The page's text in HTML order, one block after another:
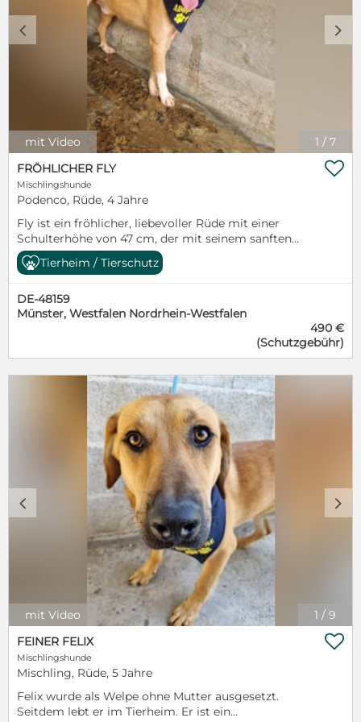
Schutzgebühr von 490€ sowie eine VK sind
notwendig.
1 / 7
c d
mit Video
FRÖHLICHER FLY
Mischlingshunde
Podenco, Rüde, 4 Jahre
Fly ist ein fröhlicher, liebevoller Rüde mit einer
Schulterhöhe von 47 cm, der mit seinem sanften
Wesen und seiner Freundlichkeit begeistert. Er
genießt jede Aufmerksamkeit und jede
Streicheleinheit – diese Momente bringen ihn richtig
zum Strahlen. Mit Hündinnen versteht sich Fly sehr
gut, doch bei anderen Rüden zeigt er sich weniger
andere Rüden. Fly hat bisher noch nicht viel
kennengelernt und muss das Hunde-Einmaleins
noch lernen. Ein geduldiges und verständnisvolles
Zuhause, das ihm zeigt, wie schön das Leben als
Familienhund sein kann, wäre für ihn ideal. Fly wird
mit Sicherheit ein treuer und anhänglicher Begleiter,
der seinen Menschen seine ganze Zuneigung
schenkt. Möchtest du Fly ein Zuhause geben und
ihm die Welt zeigen? Er freut sich schon darauf, dich
kennenzulernen und mit dir gemeinsam fröhliche
Momente zu erleben! Bitte nur ernst gemeinte
Anfragen ❤️ Fly reist gechipt, geimpft, je nach Alter
kastriert, auf Leishmaniose und MMK getestet sowie
mit einem gültigen EU Pass. Bei Interesse PN an uns
hier, auf der Seite oder per Email: info@tierrettung-
portugal.de Eine Schutzgebühr von 490€ sowie eine
VK sind notwendig.

Tierheim / Tierschutz
DE-48159
Münster, Westfalen Nordrhein-Westfalen
490 €
(Schutzgebühr)
1 / 9
c d
mit Video
FEINER FELIX
Mischlingshunde
Mischling, Rüde, 5 Jahre
Felix wurde als Welpe ohne Mutter ausgesetzt.
Seitdem lebt er im Tierheim. Er ist ein
